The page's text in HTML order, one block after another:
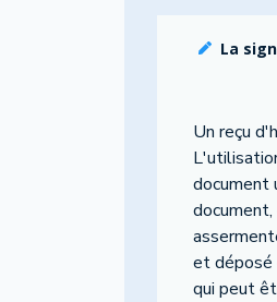
La
Un reçu
document
et déposé
qui peut